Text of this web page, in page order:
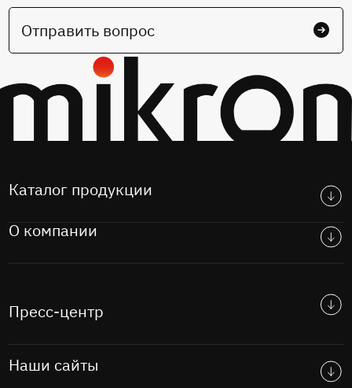
Отправить вопрос
Каталог продукции
О компании
Пресс-центр
Наши сайты